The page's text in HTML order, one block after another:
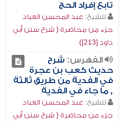
تابع إفراد الحج
للشيخ: عبد المحسن العباد
جزء من محاضرة ( شرح سنن أبي
داود [213])
الفهرس: شرح
حديث كعب بن عجرة
في الفدية من طريق ثالثة
, ما جاء في الفدية
للشيخ: عبد المحسن العباد
جزء من محاضرة ( شرح سنن أبي